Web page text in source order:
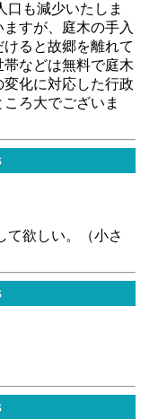
口も減少いたしま
すが、庭木の手入
ると故郷を離れて
などは無料で庭木
化に対応した行政
ろ大でございま
て欲しい。（小さ